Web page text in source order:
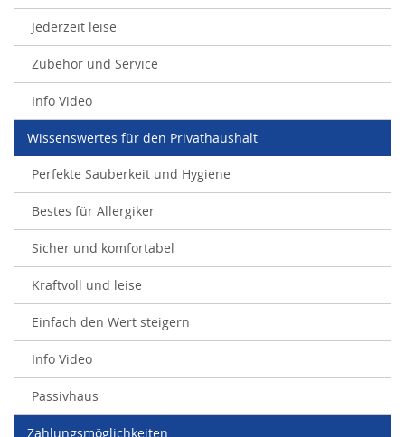
Jederzeit leise
Zubehör und Service
Info Video
Wissenswertes für den Privathaushalt
Perfekte Sauberkeit und Hygiene
Bestes für Allergiker
Sicher und komfortabel
Kraftvoll und leise
Einfach den Wert steigern
Info Video
Passivhaus
Zahlungsmöglichkeiten